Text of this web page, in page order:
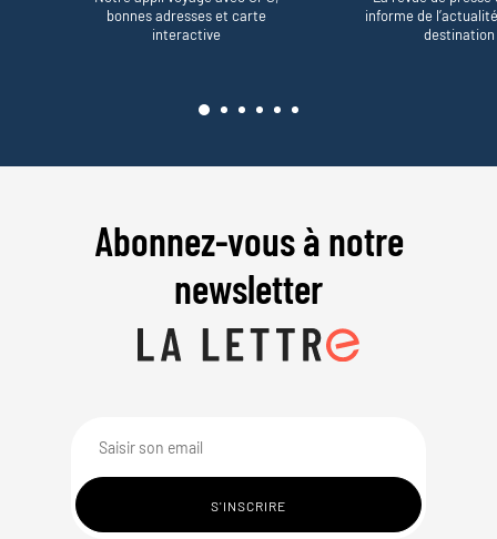
bonnes adresses et carte
interactive
informe de
destination
Abonnez-vous à notre
newsletter